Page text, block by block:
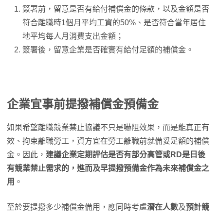
簽署前，留意是否有給付補償金的條款，以及金額是否
符合離職時1個月平均工資的50%、是否符合當年居住
地平均每人月消費支出金額；
簽署後，留意企業是否確實有給付足額的補償金。
企業宜事前提撥補償金預備金
如果希望離職競業禁止協議不只是嚇阻效果，而是能真正有
效、拘束離職勞工，資方宜在勞工離職前就備妥足額的補償
金。因此， 建議企業定期評估是否有部分高管或RD是日後
有競業禁止需求的，進而及早提撥預備金作為未來補償金之
用 。
至於要提撥多少補償金備用，應同時考慮潛在人數及預計競